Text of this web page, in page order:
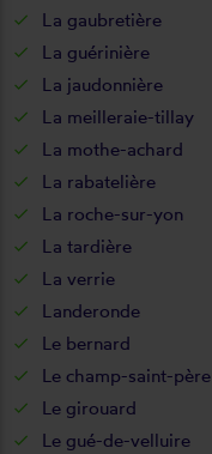
La gaubretière
La guérinière
La jaudonnière
La meilleraie-tillay
La mothe-achard
La rabatelière
La roche-sur-yon
La tardière
La verrie
Landeronde
Le bernard
Le champ-saint-père
Le girouard
Le gué-de-velluire